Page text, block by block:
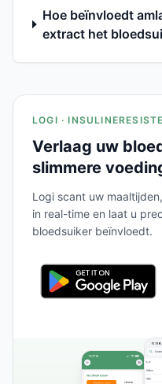
Hoe beïnvloedt
extract het
LOGI ·
Verlaag uw
slimmere
Logi scant uw
in real-time en laat u
bloedsuiker beïnvloedt.